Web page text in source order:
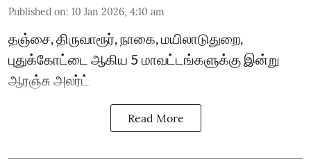
Published on: 10 Jan 2026, 4:10 am
தஞ்சை, திருவாரூர், நாகை, மயிலாடுதுறை,
புதுக்கோட்டை ஆகிய 5 மாவட்டங்களுக்கு இன்று
ஆரஞ்சு அலர்ட்
Read More